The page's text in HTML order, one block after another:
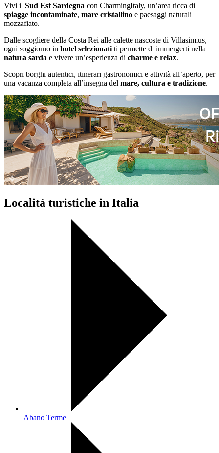
Vivi il Sud Est Sardegna con CharmingItaly, un’area ricca di
spiagge incontaminate, mare cristallino e paesaggi naturali
mozzafiato.
Dalle scogliere della Costa Rei alle calette nascoste di Villasimius,
ogni soggiorno in hotel selezionati ti permette di immergerti nella
natura sarda e vivere un’esperienza di charme e relax.
Scopri borghi autentici, itinerari gastronomici e attività all’aperto, per
una vacanza completa all’insegna del mare, cultura e tradizione.
Località turistiche in Italia
Abano Terme